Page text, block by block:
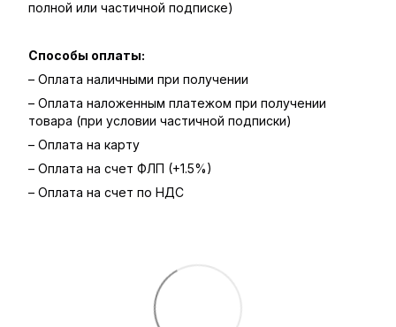
полной или частичной подписке)
Способы оплаты:
– Оплата наличными при получении
– Оплата наложенным платежом при получении
товара (при условии частичной подписки)
– Оплата на карту
– Оплата на счет ФЛП (+1.5%)
– Оплата на счет по НДС